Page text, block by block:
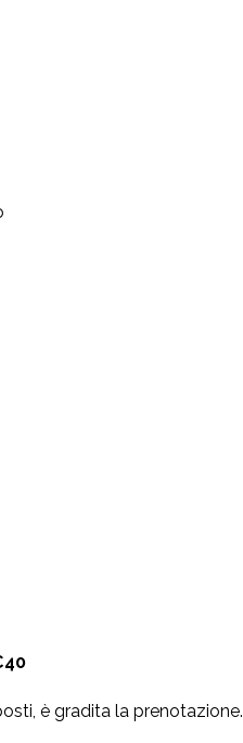
è gradita la prenotazione.